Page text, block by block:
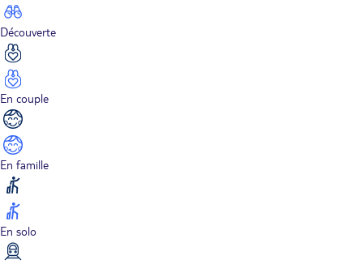
Découverte
En couple
En famille
En solo